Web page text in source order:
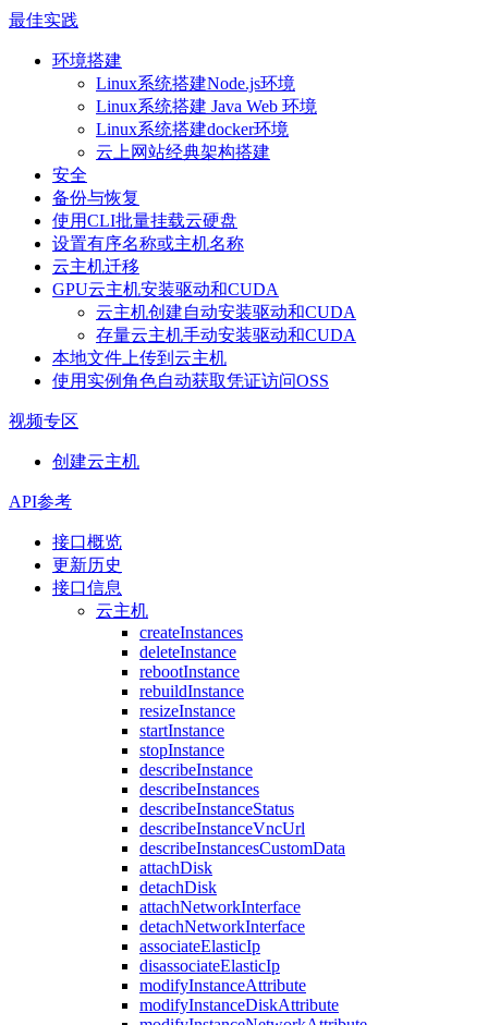
最佳实践
环境搭建
Linux系统搭建Node.js环境
Linux系统搭建 Java Web 环境
Linux系统搭建docker环境
云上网站经典架构搭建
安全
备份与恢复
使用CLI批量挂载云硬盘
设置有序名称或主机名称
云主机迁移
GPU云主机安装驱动和CUDA
云主机创建自动安装驱动和CUDA
存量云主机手动安装驱动和CUDA
本地文件上传到云主机
使用实例角色自动获取凭证访问OSS
视频专区
创建云主机
API参考
接口概览
更新历史
接口信息
云主机
createInstances
deleteInstance
rebootInstance
rebuildInstance
resizeInstance
startInstance
stopInstance
describeInstance
describeInstances
describeInstanceStatus
describeInstanceVncUrl
describeInstancesCustomData
attachDisk
detachDisk
attachNetworkInterface
detachNetworkInterface
associateElasticIp
disassociateElasticIp
modifyInstanceAttribute
modifyInstanceDiskAttribute